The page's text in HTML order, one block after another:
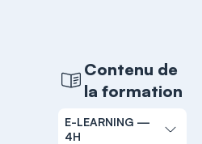
Contenu de
la formation
E-LEARNING —
4H